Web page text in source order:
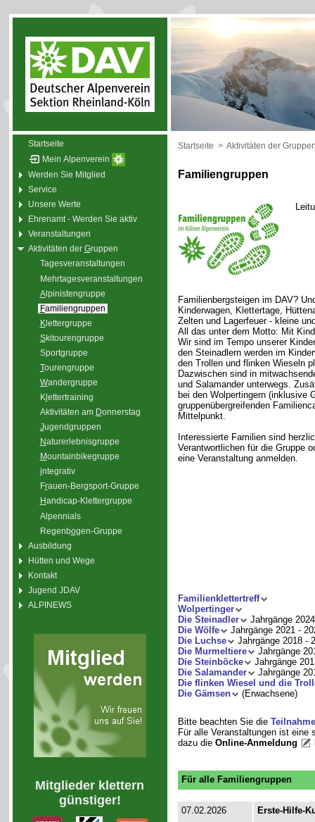
Startseite
Mein Alpenverein
Werden Sie Mitglied
Service
Unsere Werte
Ehrenamt - Werden Sie aktiv
Veranstaltungen
Aktivitäten der Gruppen
Tagesveranstaltungen
Mehrtagesveranstaltungen
Alpinistengruppe
Familiengruppen
Klettergruppe
Skitourengruppe
Sportgruppe
Tourengruppe
Wandergruppe
Kl ettertraining
Aktivitäten am Donnerstag
Jugendgruppen
Naturerlebnisgruppe
Mountainbikegruppe
integrativ
Frauen-Bergsport-Gruppe
Handicap-Klettergruppe
Alpennials
Regenbogen-Gruppe
Ausbildung
Hütten und Wege
Kontakt
Jugend JDAV
ALPINEWS
Mitglieder klettern
günstiger!
Startseite > Aktivitäten der
Familiengruppen
Familienbergsteigen im DAV?
Kinderwagen, Klettertage,
Zelten und Lagerfeuer - kleine
All das unter dem Motto: Mit
Wir sind im Tempo unserer
den Steinadlern werden im
den Trollen und flinken Wieseln
Dazwischen sind in
und Salamander unterwegs.
bei den Wolpertingern (inklusive
gruppenübergreifenden
Mittelpunkt.
Interessierte Familien sind
Verantwortlichen für die Gruppe
eine Veranstaltung anmelden.
Familienklettertreff
Wolpertinger
Die Steinadler
Jahrgänge
Die Wölfe
Jahrgänge 2021 -
Die Luchse
Jahrgänge 2018 -
Die Murmeltiere
Jahrgänge
Die Steinböcke
Jahrgänge
Die Salamander
Jahrgänge
Die flinken Wiesel und die
Die Gämsen
(Erwachsene)
Bitte beachten Sie die
Für alle Veranstaltungen ist
dazu die Online-Anmeldung
Für alle Familiengruppen
07.02.2026 Erste-Hilfe-